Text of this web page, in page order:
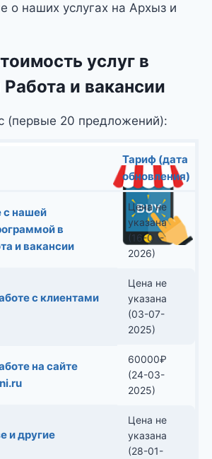
о наших услугах на Архыз и
услуг в
Работа и вакансии
(первые 20 предложений):
Тариф (дата
обновления)
с нашей
в
и вакансии
Цена не
указана
(16-04-
2026)
с клиентами
Цена не
указана
(03-07-
2025)
на сайте
60000₽
(24-03-
2025)
и другие
Цена не
указана
(28-01-